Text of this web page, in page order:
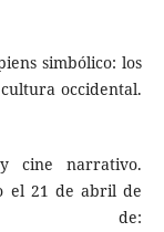
simbólico: los
occidental.
cine narrativo.
el 21 de abril de